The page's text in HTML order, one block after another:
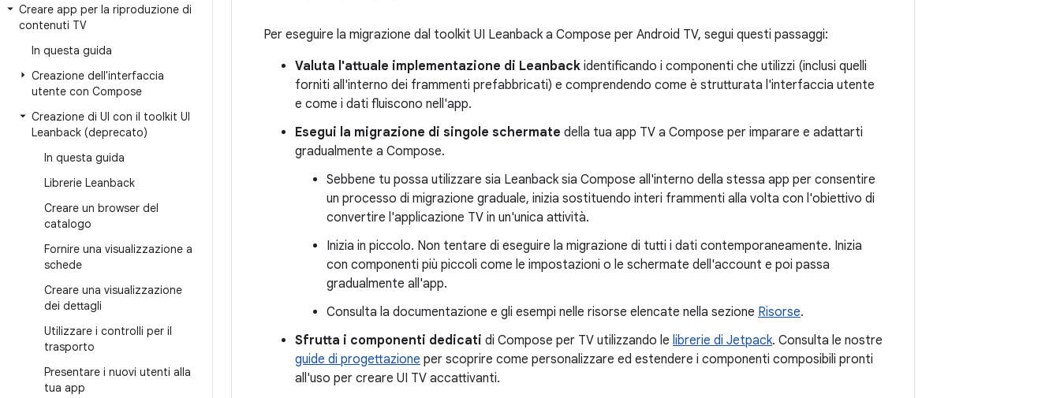
Creare app per la riproduzione di
contenuti TV
In questa guida
Creazione dell'interfaccia
utente con Compose
Creazione di UI con il toolkit UI
Leanback (deprecato)
In questa guida
Librerie Leanback
Creare un browser del
catalogo
Fornire una visualizzazione a
schede
Creare una visualizzazione
dei dettagli
Utilizzare i controlli per il
trasporto
Presentare i nuovi utenti alla
tua app
Per eseguire la migrazione dal toolkit UI Leanback a Compose per Android TV, segui questi passaggi:
Valuta l'attuale implementazione di Leanback identificando i componenti che utilizzi (inclusi quelli
forniti all'interno dei frammenti prefabbricati) e comprendendo come è strutturata l'interfaccia utente
e come i dati fluiscono nell'app.
Esegui la migrazione di singole schermate della tua app TV a Compose per imparare e adattarti
gradualmente a Compose.
Sebbene tu possa utilizzare sia Leanback sia Compose all'interno della stessa app per consentire
un processo di migrazione graduale, inizia sostituendo interi frammenti alla volta con l'obiettivo di
convertire l'applicazione TV in un'unica attività.
Inizia in piccolo. Non tentare di eseguire la migrazione di tutti i dati contemporaneamente. Inizia
con componenti più piccoli come le impostazioni o le schermate dell'account e poi passa
gradualmente all'app.
Consulta la documentazione e gli esempi nelle risorse elencate nella sezione Risorse.
Sfrutta i componenti dedicati di Compose per TV utilizzando le librerie di Jetpack. Consulta le nostre
guide di progettazione per scoprire come personalizzare ed estendere i componenti composibili pronti
all'uso per creare UI TV accattivanti.